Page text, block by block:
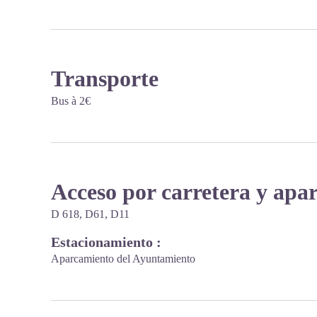
Transporte
Bus à 2€
Acceso por carretera y
D 618, D61, D11
Estacionamiento :
Aparcamiento del Ayuntamiento